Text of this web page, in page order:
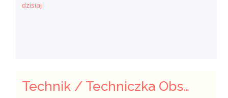
dzisiaj
Technik / Techniczka Obsługi Budynku